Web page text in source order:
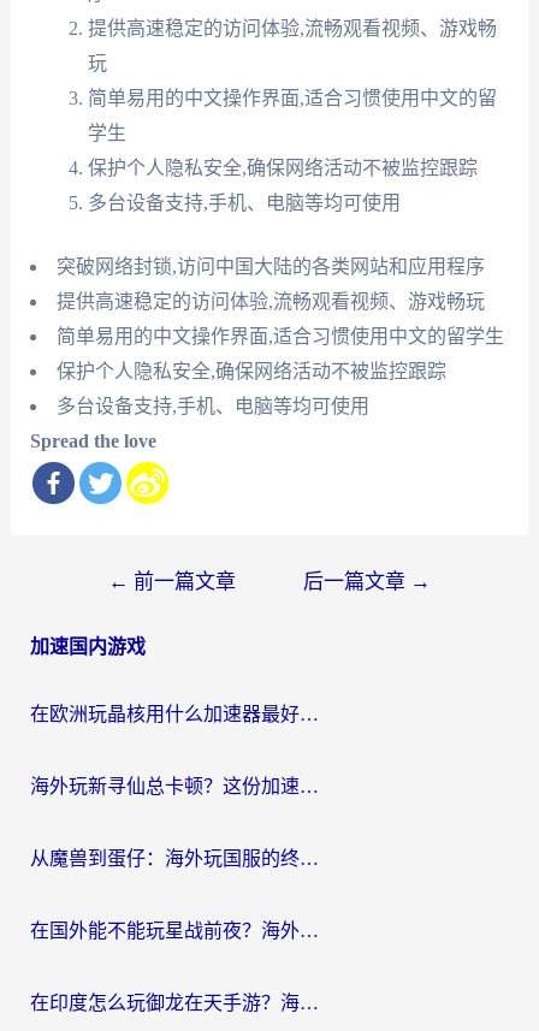
提供高速稳定的访问体验,流畅观看视频、游戏畅
玩
简单易用的中文操作界面,适合习惯使用中文的留
学生
保护个人隐私安全,确保网络活动不被监控跟踪
多台设备支持,手机、电脑等均可使用
突破网络封锁,访问中国大陆的各类网站和应用程序
提供高速稳定的访问体验,流畅观看视频、游戏畅玩
简单易用的中文操作界面,适合习惯使用中文的留学生
保护个人隐私安全,确保网络活动不被监控跟踪
多台设备支持,手机、电脑等均可使用
Spread the love
导
← 前一篇文章 后一篇文章 →
加速国内游戏
在欧洲玩晶核用什么加速器最好呢？一个老玩家的真心话
海外玩新寻仙总卡顿？这份加速器选择指南让你秒回国服流畅体验
从魔兽到蛋仔：海外玩国服的终极加速指南，找到你的专属高速通道
在国外能不能玩星战前夜？海外党国服游戏不卡顿的秘密武器在这里
在印度怎么玩御龙在天手游？海外党畅玩国服的终极生存指南